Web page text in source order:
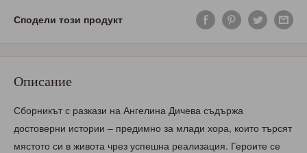
Сподели този продукт
Описание
Сборникът с разкази на Ангелина Дичева съдържа
достоверни истории – предимно за млади хора, които търсят
мястото си в живота чрез успешна реализация. Героите се